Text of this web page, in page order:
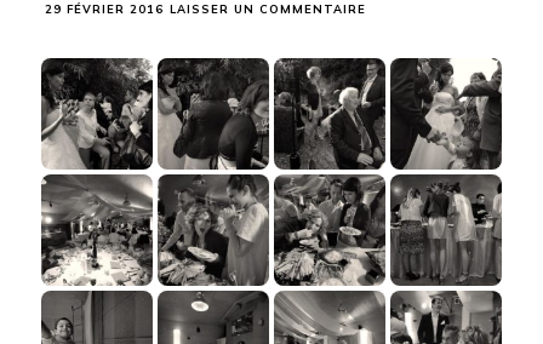
29 FÉVRIER 2016 LAISSER UN COMMENTAIRE